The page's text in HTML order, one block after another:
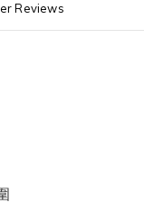
Reviews